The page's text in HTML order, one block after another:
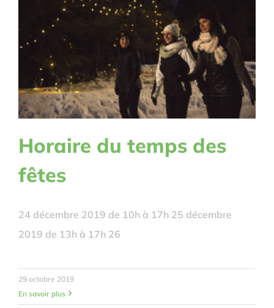
Horaire du temps des
fêtes
24 décembre 2019 de 10h à 17h 25 décembre
2019 de 13h à 17h 26
29 octobre 2019
En savoir plus